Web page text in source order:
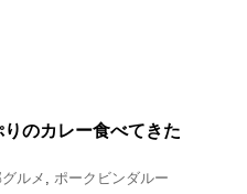
りのカレー食べてきた
ルメ, ポークビンダルー